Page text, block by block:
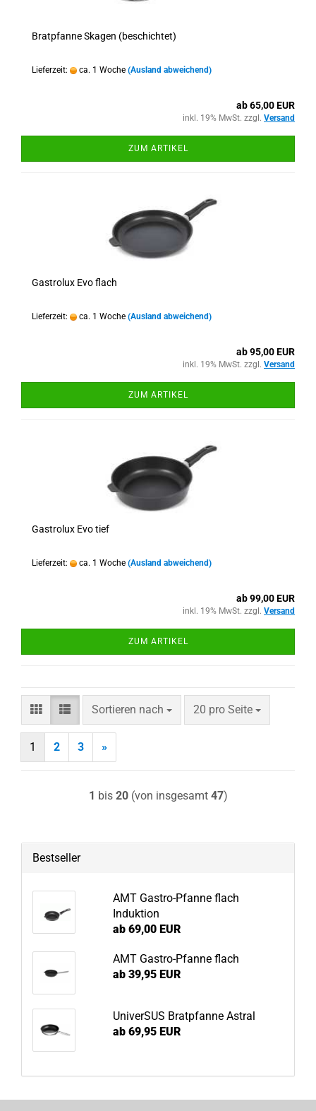
Bratpfanne Skagen (beschichtet)
Lieferzeit: ca. 1 Woche (Ausland abweichend)
ab 65,00 EUR
inkl. 19% MwSt. zzgl. Versand
ZUM ARTIKEL
Gastrolux Evo flach
Lieferzeit: ca. 1 Woche (Ausland abweichend)
ab 95,00 EUR
inkl. 19% MwSt. zzgl. Versand
ZUM ARTIKEL
Gastrolux Evo tief
Lieferzeit: ca. 1 Woche (Ausland abweichend)
ab 99,00 EUR
inkl. 19% MwSt. zzgl. Versand
ZUM ARTIKEL
Sortieren nach
Sortieren nach 20 pro Seite
pro Seite
1 2 3 »
1 bis 20(von insgesamt 47)
Bestseller
AMT Gastro-Pfanne flach
Induktion
ab 69,00 EUR
AMT Gastro-Pfanne flach
ab 39,95 EUR
UniverSUS Bratpfanne Astral
ab 69,95 EUR